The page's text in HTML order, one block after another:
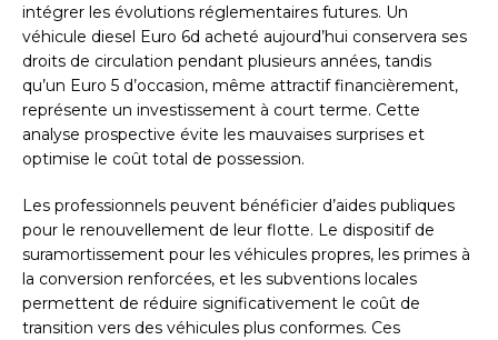
intégrer les évolutions réglementaires futures. Un
véhicule diesel Euro 6d acheté aujourd’hui conservera ses
droits de circulation pendant plusieurs années, tandis
qu’un Euro 5 d’occasion, même attractif financièrement,
représente un investissement à court terme. Cette
analyse prospective évite les mauvaises surprises et
optimise le coût total de possession.
Les professionnels peuvent bénéficier d’aides publiques
pour le renouvellement de leur flotte. Le dispositif de
suramortissement pour les véhicules propres, les primes à
la conversion renforcées, et les subventions locales
permettent de réduire significativement le coût de
transition vers des véhicules plus conformes. Ces